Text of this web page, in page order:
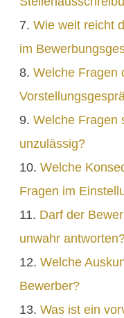
Wie weit reicht
im
Welche Fragen
Welche Fragen
unzulässig?
Welche
Fragen im
Darf der
unwahr
Welche
Bewerber?
Was ist ein